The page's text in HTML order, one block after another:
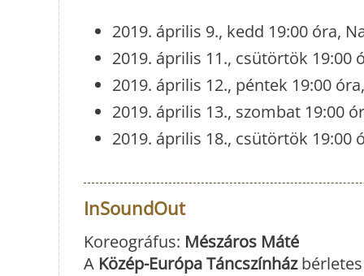
2019. április 9., kedd 19:00 óra,
2019. április 11., csütörtök 19:00
2019. április 12., péntek 19:00
2019. április 13., szombat 19:00
2019. április 18., csütörtök 19:00
InSoundOut
Koreográfus: Mészáros Máté
A Közép-Európa Táncszínházbérletes